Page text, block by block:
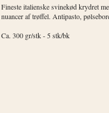
Fineste italienske svinekød krydret
nuancer af trøffel. Antipasto,
Ca. 300 gr/stk - 5 stk/bk